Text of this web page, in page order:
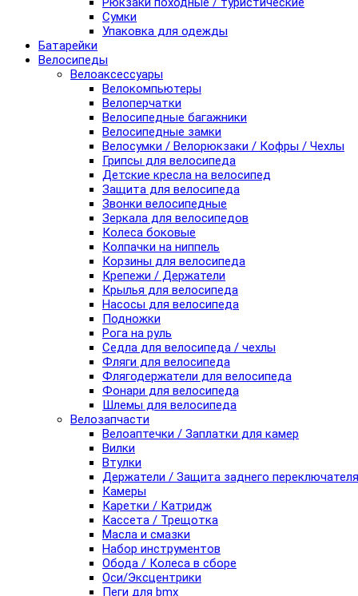
Сумки
Упаковка для одежды
Батарейки
Велосипеды
Велоаксессуары
Велокомпьютеры
Велоперчатки
Велосипедные багажники
Велосипедные замки
Велосумки / Велорюкзаки / Кофры / Чехлы
Грипсы для велосипеда
Детские кресла на велосипед
Защита для велосипеда
Звонки велосипедные
Зеркала для велосипедов
Колеса боковые
Колпачки на ниппель
Корзины для велосипеда
Крепежи / Держатели
Крылья для велосипеда
Насосы для велосипеда
Подножки
Рога на руль
Седла для велосипеда / чехлы
Фляги для велосипеда
Флягодержатели для велосипеда
Фонари для велосипеда
Шлемы для велосипеда
Велозапчасти
Велоаптечки / Заплатки для камер
Вилки
Втулки
Держатели / Защита заднего переключателя
Камеры
Каретки / Катридж
Кассета / Трещотка
Масла и смазки
Набор инструментов
Обода / Колеса в сборе
Оси/Эксцентрики
Пеги для bmx